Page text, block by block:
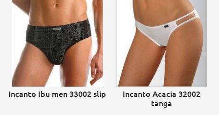
Incanto Ibu men 33002 slip
Incanto Acacia 32002
tanga